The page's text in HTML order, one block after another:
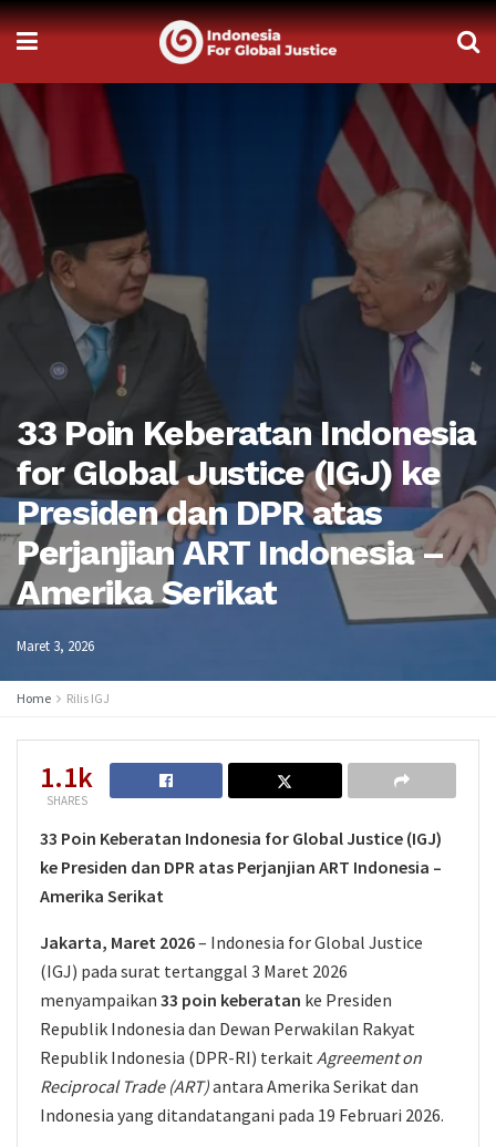
33 Poin Keberatan Indonesia
for Global Justice (IGJ) ke
Presiden dan DPR atas
Perjanjian ART Indonesia –
Amerika Serikat
Maret 3, 2026
Home Rilis IGJ
1.1k
SHARES
33 Poin Keberatan Indonesia for Global Justice (IGJ)
ke Presiden dan DPR atas Perjanjian ART Indonesia –
Amerika Serikat
Jakarta, Maret 2026– Indonesia for Global Justice
(IGJ) pada surat tertanggal 3 Maret 2026
menyampaikan 33 poin keberatan ke Presiden
Republik Indonesia dan Dewan Perwakilan Rakyat
Republik Indonesia (DPR-RI) terkaitAgreement on
Reciprocal Trade (ART)antara Amerika Serikat dan
Indonesia yang ditandatangani pada 19 Februari 2026.